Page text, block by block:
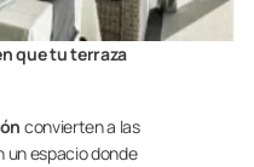
que tu terraza
convierten a las
un espacio donde